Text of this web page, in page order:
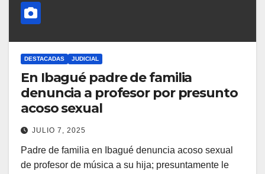
DESTACADAS JUDICIAL
En Ibagué padre de familia
denuncia a profesor por presunto
acoso sexual
JULIO 7, 2025
Padre de familia en Ibagué denuncia acoso sexual
de profesor de música a su hija; presuntamente le